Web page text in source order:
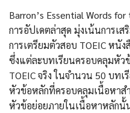
Barron’s Essential Words
การอัปเดตล่าสุด มุ่งเน้นการเ
การเตรียมตัวสอบ TOEIC หนั
ซึ่งแต่ละบทเรียนครอบคลุมหั
TOEIC จริง ในจำนวน 50 บท
หัวข้อหลักที่ครอบคลุมเนื้อหา
หัวข้อย่อยภายในเนื้อหาหลักนั้